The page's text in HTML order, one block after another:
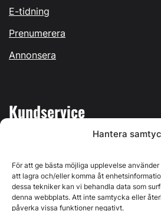
Hantera
För att ge bästa möjliga upplevelse
att lagra och/eller komma åt
dessa tekniker kan vi behandla data som
denna webbplats. Att inte samtycka eller
påverka vissa funktioner negativt.
E-tidning
Prenumerera
Annonsera
Kundservice
Kontakta oss